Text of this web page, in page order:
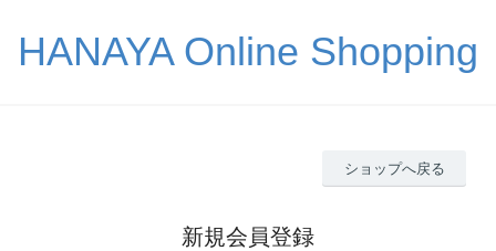
HANAYA Online Shopping
ショップへ戻る
新規会員登録